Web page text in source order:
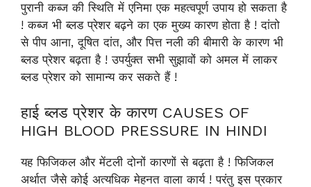
पुरानी कब्ज की स्थिति में एनिमा एक महत्वपूर्ण उपाय हो सकता है
! कब्ज भी ब्लड प्रेशर बढ़ने का एक मुख्य कारण होता है ! दांतो
से पीप आना, दूषित दांत, और पित्त नली की बीमारी के कारण भी
ब्लड प्रेशर बढ़ता है ! उपर्युक्त सभी सुझावों को अमल में लाकर
ब्लड प्रेशर को सामान्य कर सकते हैं !
हाई ब्लड प्रेशर के कारण CAUSES OF
HIGH BLOOD PRESSURE IN HINDI
यह फिजिकल और मेंटली दोनों कारणों से बढ़ता है ! फिजिकल
अर्थात जैसे कोई अत्यधिक मेहनत वाला कार्य ! परंतु इस प्रकार